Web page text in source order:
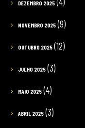
DEZEMBRO 2025
NOVEMBRO 2025(9)
OUTUBRO 2025(12)
JULHO 2025(3)
MAIO 2025(4)
ABRIL 2025(3)